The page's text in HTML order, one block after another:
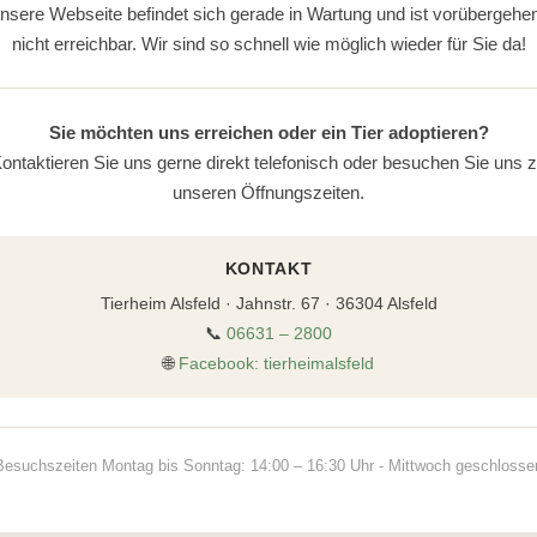
Webseite befindet sich gerade in Wartung und ist
nicht erreichbar. Wir sind so schnell wie möglich wieder für Sie da!
Sie möchten uns erreichen oder ein Tier adoptieren?
Sie uns gerne direkt telefonisch oder besuchen Sie uns
unseren Öffnungszeiten.
KONTAKT
Tierheim Alsfeld · Jahnstr. 67 · 36304 Alsfeld
📞 06631 – 2800
🌐 Facebook: tierheimalsfeld
Montag bis Sonntag: 14:00 – 16:30 Uhr - Mittwoch